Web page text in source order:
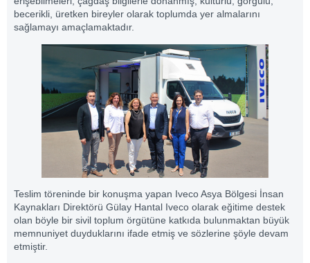
becerikli, üretken bireyler olarak toplumda yer almalarını
sağlamayı amaçlamaktadır.
Teslim töreninde bir konuşma yapan Iveco Asya Bölgesi İnsan
Kaynakları Direktörü Gülay Hantal Iveco olarak eğitime destek
olan böyle bir sivil toplum örgütüne katkıda bulunmaktan büyük
memnuniyet duyduklarını ifade etmiş ve sözlerine şöyle devam
etmiştir.